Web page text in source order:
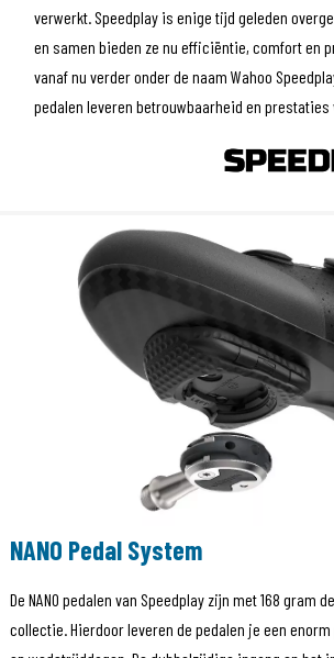
verwerkt. Speedplay is enige tijd geleden
en samen bieden ze nu efficiëntie, comfort en
vanaf nu verder onder de naam Wahoo
pedalen leveren betrouwbaarheid en
NANO Pedal System
De NANO pedalen van Speedplay zijn met 168 gram
collectie. Hierdoor leveren de pedalen je een